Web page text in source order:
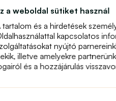
a weboldal sütiket használ
tartalom és a hirdetések
kapcsolatos
nyújtó
illetve amelyekre
és a hozzájárulás
módja